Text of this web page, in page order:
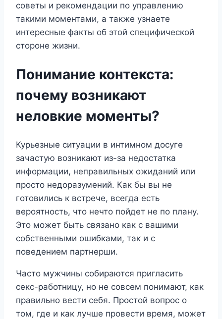
советы и рекомендации по управлению
такими моментами, а также узнаете
интересные факты об этой специфической
стороне жизни.
Понимание контекста:
почему возникают
неловкие моменты?
Курьезные ситуации в интимном досуге
зачастую возникают из-за недостатка
информации, неправильных ожиданий или
просто недоразумений. Как бы вы не
готовились к встрече, всегда есть
вероятность, что нечто пойдет не по плану.
Это может быть связано как с вашими
собственными ошибками, так и с
поведением партнерши.
Часто мужчины собираются пригласить
секс-работницу, но не совсем понимают, как
правильно вести себя. Простой вопрос о
том, где и как лучше провести время, может